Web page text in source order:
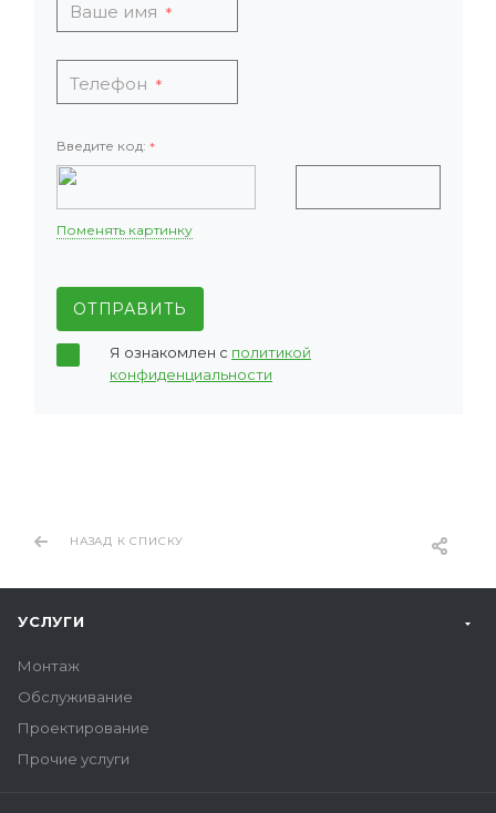
Ваше имя *
Телефон *
Введите код: *
Поменять картинку
ОТПРАВИТЬ
Я ознакомлен с политикой
конфиденциальности
НАЗАД К СПИСКУ
УСЛУГИ
Монтаж
Обслуживание
Проектирование
Прочие услуги